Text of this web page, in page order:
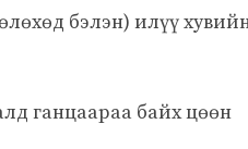
бэлэн) илүү
ганцаараа байх цөөн